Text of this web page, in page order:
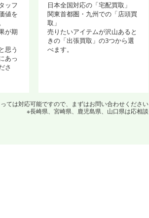
ッフ
値を
が期
思う
あっ
さ
日本全国対応の「宅配買取」
関東首都圏・九州での「店頭買
取」
売りたいアイテムが沢山あると
きの「出張買取」の3つから選
べます。
ては対応可能ですので、まずはお問い合わせください
※長崎県、宮崎県、鹿児島県、山口県は応相談